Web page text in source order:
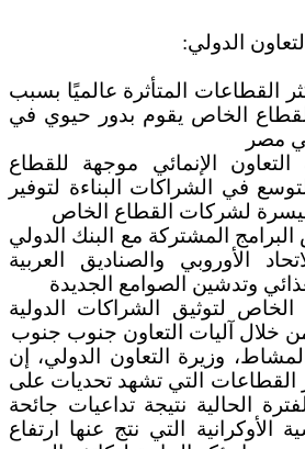
الدولي:
القطاعات المتأثرة عالميًا بسبب
الخاص يقوم بدور حيوي في
مصر
التعاون الإنمائي موجهة للقطاع
في الشراكات البناءة لتوفير
لشركات القطاع الخاص
المشتركة مع البنك الدولي
الأوروبي والصناديق العربية
وتدشين الصوامع الجديدة
لتوثيق الشراكات الدولية
من خلال آليات التعاون جنوب جنوب
وزيرة التعاون الدولي، إن
القطاعات التي تشهد تحديات على
الحالية نتيجة تداعيات جائحة
الأوكرانية التي نتج عنها ارتفاع